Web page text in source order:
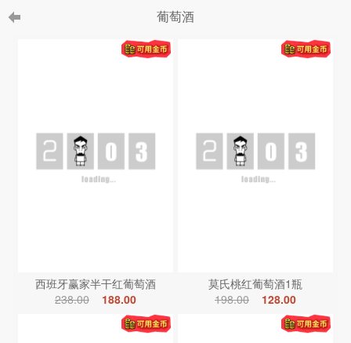
葡萄酒
西班牙赢家半干红葡萄酒
238.00
188.00
莫氏桃红葡萄酒1瓶
198.00
128.00